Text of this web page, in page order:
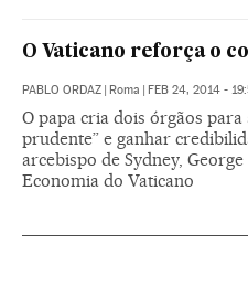
O Vaticano reforça o
PABLO ORDAZ | Roma | FEB 24, 2014 -
O papa cria dois órgãos
prudente” e ganhar
arcebispo de Sydney,
Economia do Vaticano